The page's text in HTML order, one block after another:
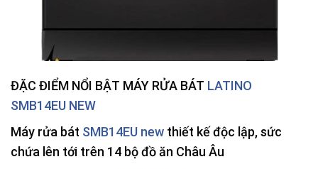
ĐẶC ĐIỂM NỔI BẬT MÁY RỬA BÁT LATINO
SMB14EU NEW
Máy rửa bát SMB14EU new thiết kế độc lập, sức
chứa lên tới trên 14 bộ đồ ăn Châu Âu